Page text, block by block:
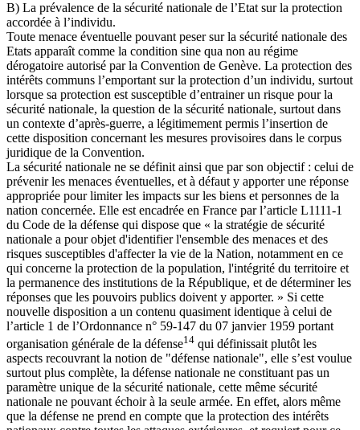
B) La prévalence de la sécurité nationale de l’Etat sur la protection
accordée à l’individu.
Toute menace éventuelle pouvant peser sur la sécurité nationale des
Etats apparaît comme la condition sine qua non au régime
dérogatoire autorisé par la Convention de Genève. La protection des
intérêts communs l’emportant sur la protection d’un individu, surtout
lorsque sa protection est susceptible d’entrainer un risque pour la
sécurité nationale, la question de la sécurité nationale, surtout dans
un contexte d’après-guerre, a légitimement permis l’insertion de
cette disposition concernant les mesures provisoires dans le corpus
juridique de la Convention.
La sécurité nationale ne se définit ainsi que par son objectif : celui de
prévenir les menaces éventuelles, et à défaut y apporter une réponse
appropriée pour limiter les impacts sur les biens et personnes de la
nation concernée. Elle est encadrée en France par l’article L1111-1
du Code de la défense qui dispose que « la stratégie de sécurité
nationale a pour objet d'identifier l'ensemble des menaces et des
risques susceptibles d'affecter la vie de la Nation, notamment en ce
qui concerne la protection de la population, l'intégrité du territoire et
la permanence des institutions de la République, et de déterminer les
réponses que les pouvoirs publics doivent y apporter. » Si cette
nouvelle disposition a un contenu quasiment identique à celui de
l’article 1 de l’Ordonnance n° 59-147 du 07 janvier 1959 portant
organisation générale de la défense14 qui définissait plutôt les
aspects recouvrant la notion de "défense nationale", elle s’est voulue
surtout plus complète, la défense nationale ne constituant pas un
paramètre unique de la sécurité nationale, cette même sécurité
nationale ne pouvant échoir à la seule armée. En effet, alors même
que la défense ne prend en compte que la protection des intérêts